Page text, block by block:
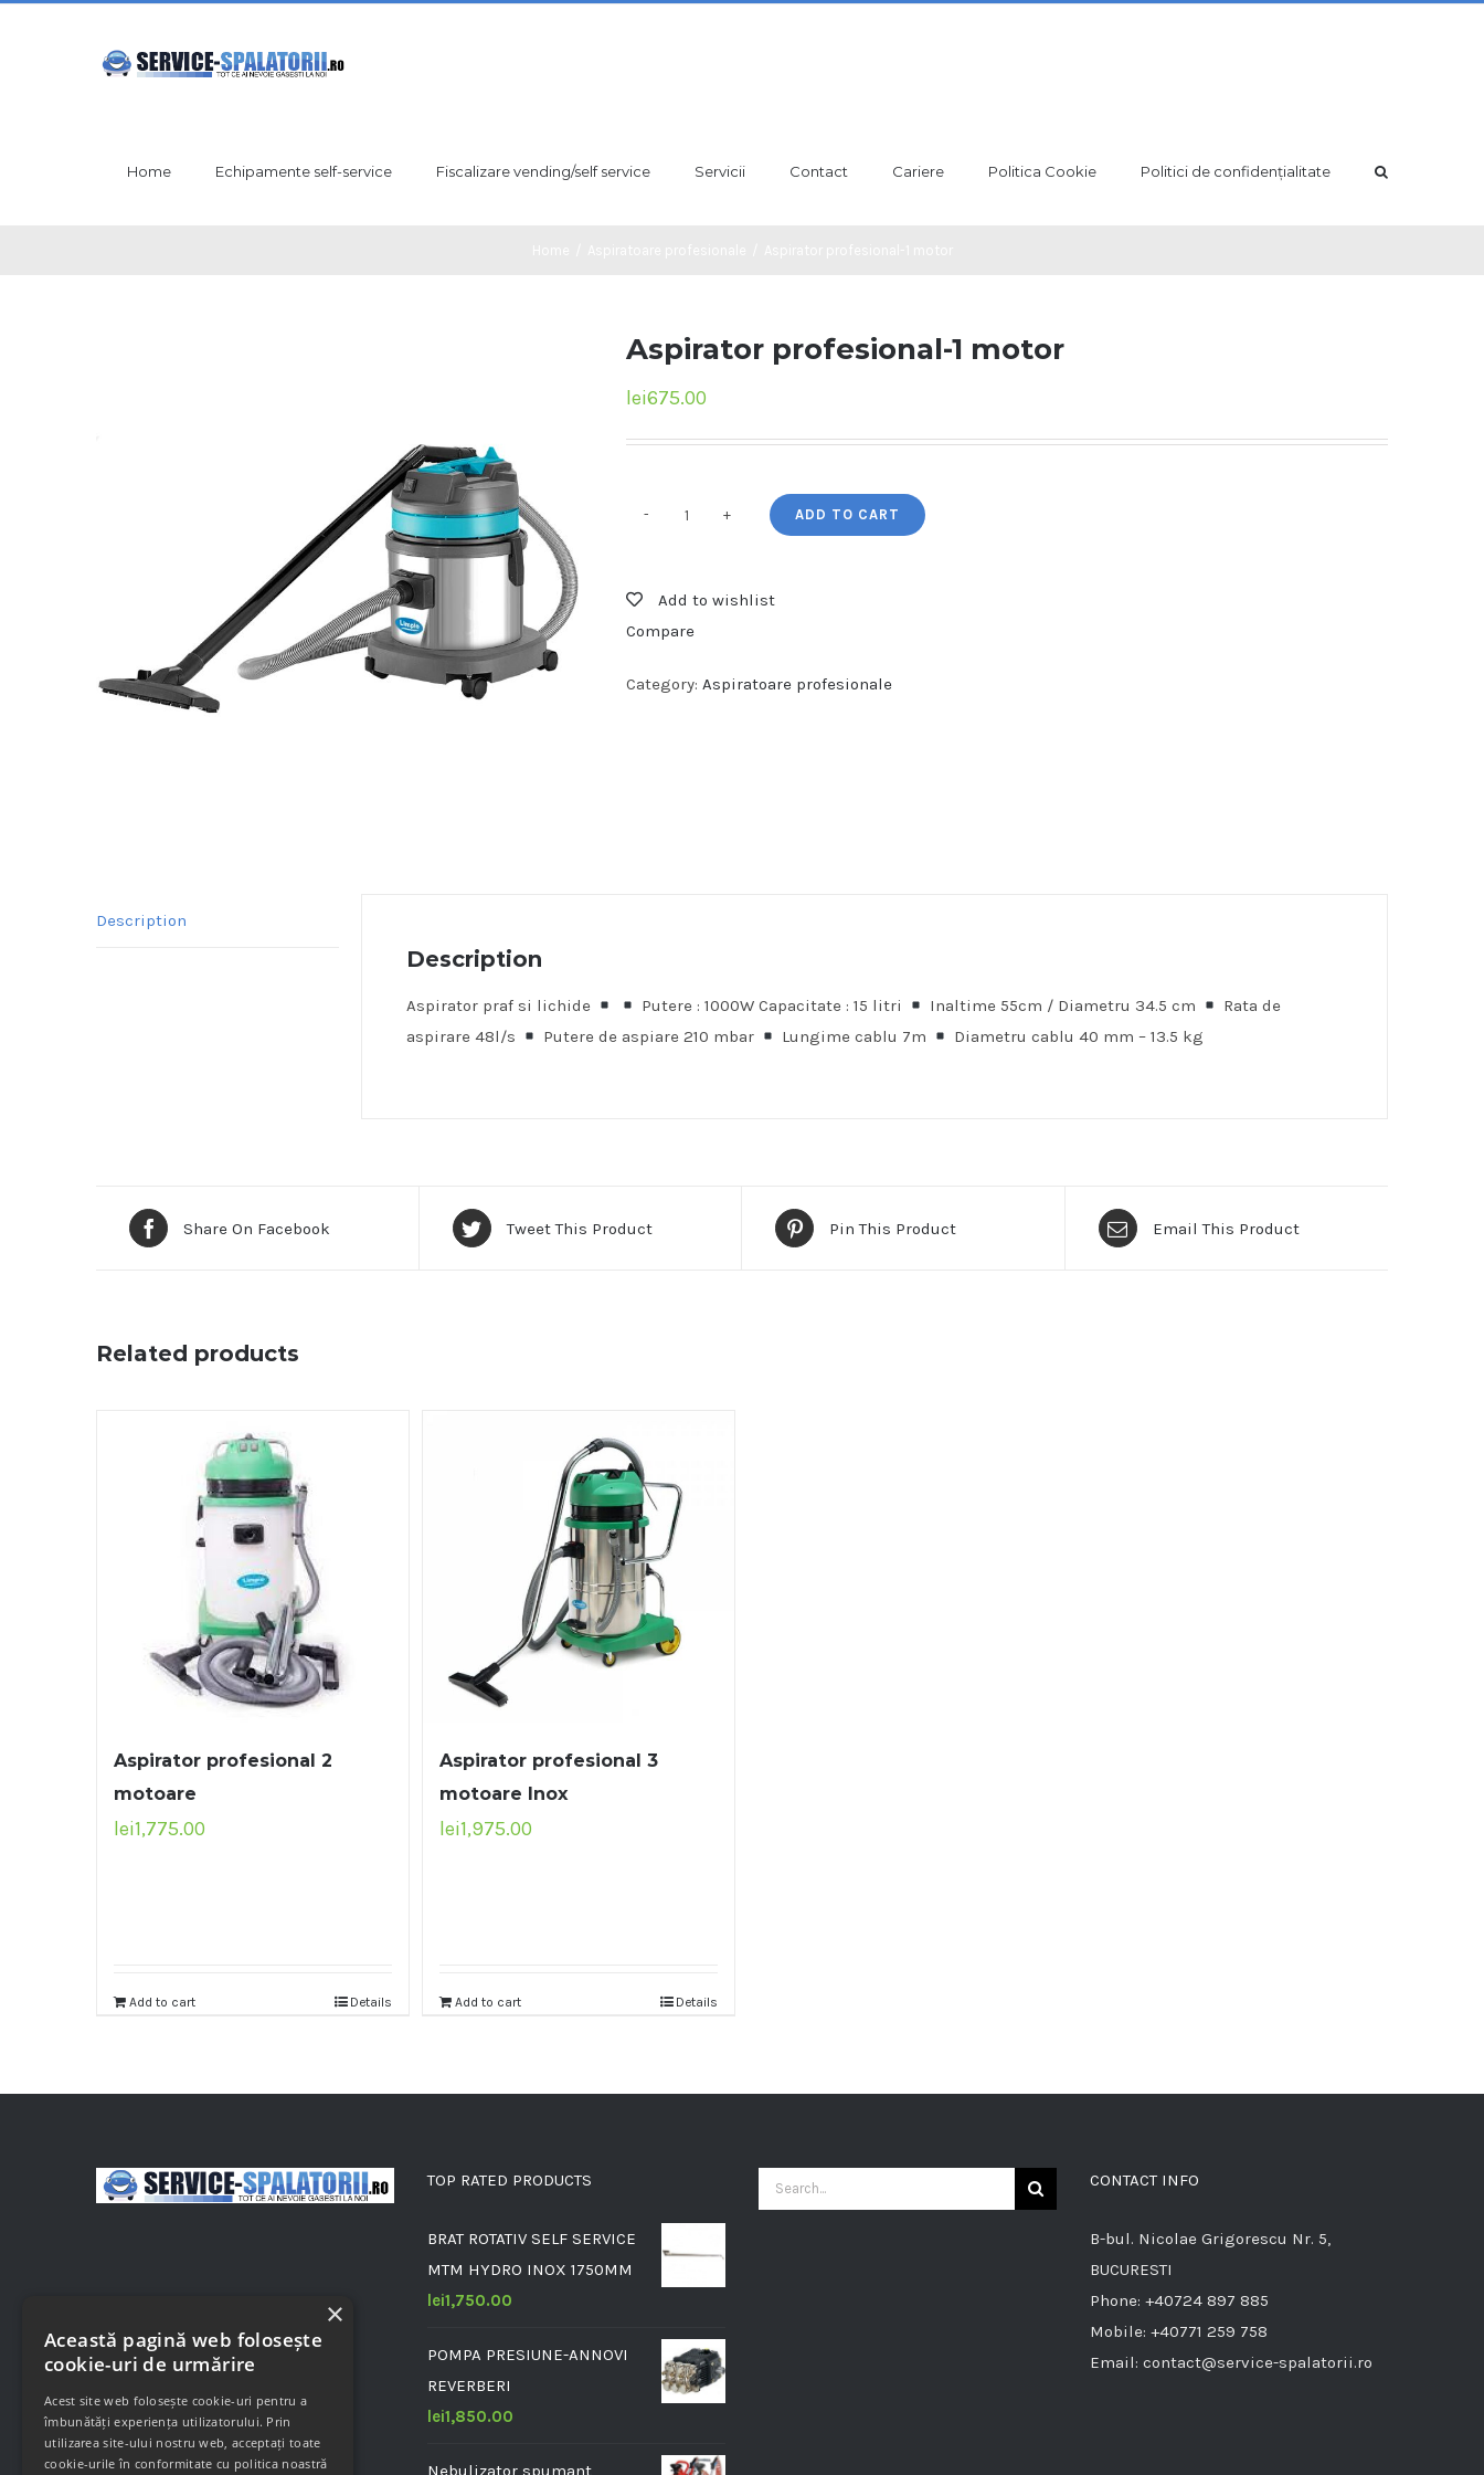
Home Echipamente self-service Fiscalizare vending/self service Servicii Contact Cariere Politica Cookie Politici de confidențialitate
Aspirator profesional-1 motor
lei675.00
1
ADD TO CART
Add to wishlist
Compare
Category: Aspiratoare profesionale
Description
Description
Aspirator praf si lichide Putere : 1000W Capacitate : 15 litri Inaltime 55cm / Diametru 34.5 cm
Rata de
aspirare 48l/s
Putere de aspiare 210 mbar Lungime cablu 7m Diametru cablu 40 mm – 13.5 kg
Share On Facebook Tweet This Product Pin This Product Email This Product
Related products
Aspirator profesional 2
motoare
lei1,775.00
Add to cart Details
Aspirator profesional 3
motoare Inox
lei1,975.00
Add to cart Details
TOP RATED PRODUCTS
BRAT ROTATIV SELF SERVICE
MTM HYDRO INOX 1750MM
lei1,750.00
POMPA PRESIUNE-ANNOVI
REVERBERI
lei1,850.00
Nebulizator spumant
Search
for:
CONTACT INFO
B-bul. Nicolae Grigorescu Nr. 5,
BUCURESTI
Phone: +40724 897 885
Mobile: +40771 259 758
Email: contact@service-spalatorii.ro
Această pagină web folosește
cookie-uri de urmărire
Acest site web folosește cookie-uri pentru a
îmbunătăți experiența utilizatorului. Prin
utilizarea site-ului nostru web, acceptați toate
cookie-urile în conformitate cu politica noastră
×